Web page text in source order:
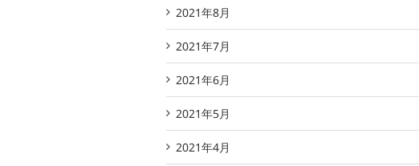
2021年8月
2021年7月
2021年6月
2021年5月
2021年4月